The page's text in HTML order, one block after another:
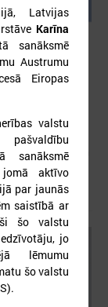
vietējās
pašvaldību
krīzē: proaktīva
kas
Latvijas
Karīna
sanāksmē
Austrumu
Eiropas
valstu
sanāksmē
aktīvo
par jaunās
saistībā ar
šo valstu
jo
lēmumu
šo valstu